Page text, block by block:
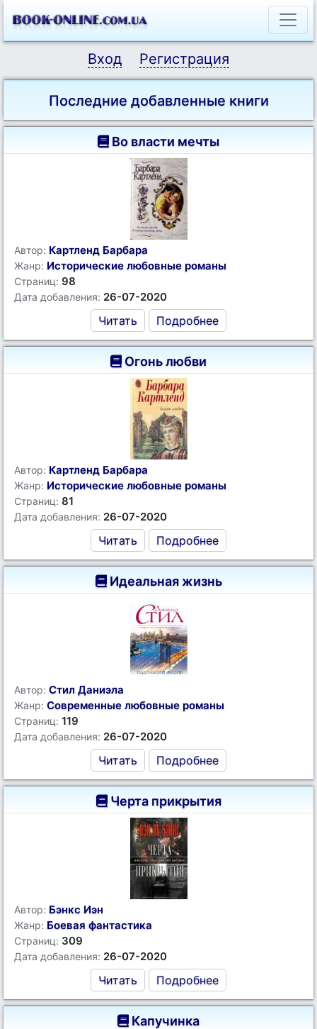
Вход Регистрация
Последние добавленные книги
Во власти мечты
Автор: Картленд Барбара
Жанр: Исторические любовные романы
Страниц: 98
Дата добавления: 26-07-2020
Читать Подробнее
Огонь любви
Автор: Картленд Барбара
Жанр: Исторические любовные романы
Страниц: 81
Дата добавления: 26-07-2020
Читать Подробнее
Идеальная жизнь
Автор: Стил Даниэла
Жанр: Современные любовные романы
Страниц: 119
Дата добавления: 26-07-2020
Читать Подробнее
Черта прикрытия
Автор: Бэнкс Иэн
Жанр: Боевая фантастика
Страниц: 309
Дата добавления: 26-07-2020
Читать Подробнее
Капучинка